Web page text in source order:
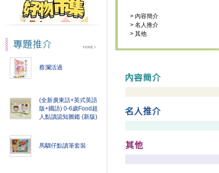
蔡瀾活過
(全新廣東話+英式英語
版+國語) 0-6歲Food超
人點讀認知圖鑑 (新版)
馬騮仔點讀筆套裝
> 內容簡介
> 名人推介
> 其他